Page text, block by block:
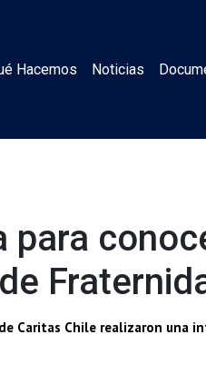
Hacemos Noticias
Caritas Chile realizaron una